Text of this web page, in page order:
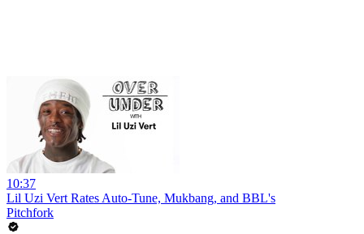
10:37
Lil Uzi Vert Rates Auto-Tune, Mukbang, and BBL's
Pitchfork